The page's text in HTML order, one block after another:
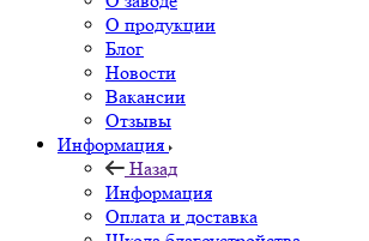
О продукции
Блог
Новости
Вакансии
Отзывы
Информация
Назад
Информация
Оплата и доставка